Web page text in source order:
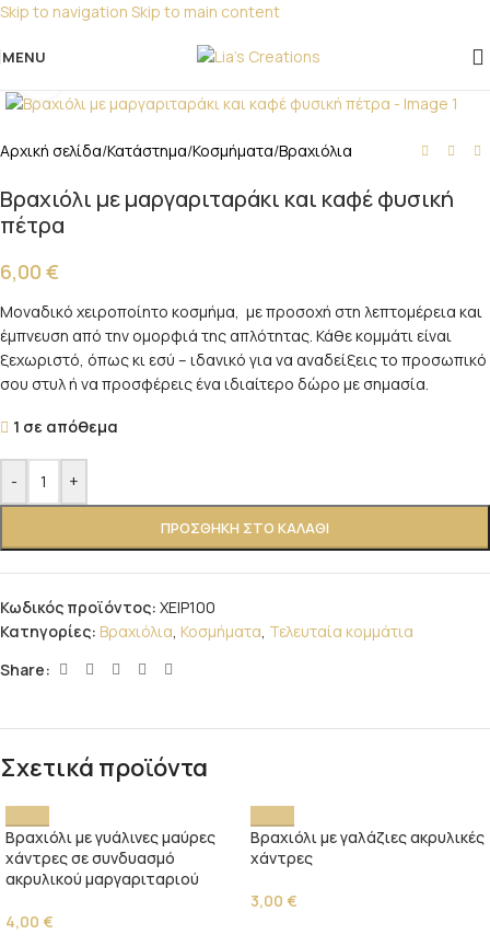
Skip to navigation Skip to main content
Για παραγγελίες για μπομπονιέρες παρακαλώ
επικοινωνήστε μαζί μας!
MENU
Αρχική σελίδα/Κατάστημα/Κοσμήματα/Βραχιόλια
Βραχιόλι με μαργαριταράκι και καφέ φυσική
πέτρα
6,00 €
Μοναδικό χειροποίητο κοσμήμα, με προσοχή στη λεπτομέρεια και
έμπνευση από την ομορφιά της απλότητας. Κάθε κομμάτι είναι
ξεχωριστό, όπως κι εσύ – ιδανικό για να αναδείξεις το προσωπικό
σου στυλ ή να προσφέρεις ένα ιδιαίτερο δώρο με σημασία.
1 σε απόθεμα
- +
ΠΡΟΣΘΉΚΗ ΣΤΟ ΚΑΛΆΘΙ
Κωδικός προϊόντος: ΧΕΙΡ100
Κατηγορίες: Βραχιόλια, Κοσμήματα, Τελευταία κομμάτια
Share:
Σχετικά προϊόντα
Βραχιόλι με γυάλινες μαύρες
χάντρες σε συνδυασμό
ακρυλικού μαργαριταριού
4,00 €
Βραχιόλι με γαλάζιες ακρυλικές
χάντρες
3,00 €